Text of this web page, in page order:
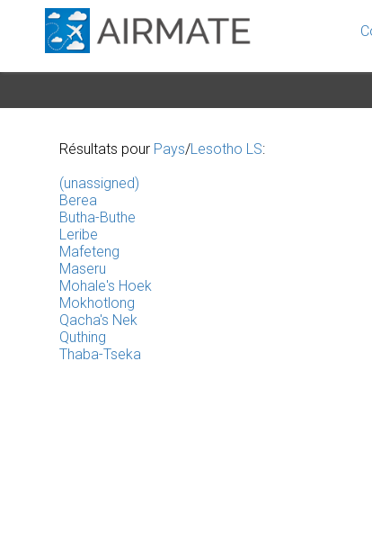
Résultats pour Pays/Lesotho LS:
(unassigned)
Berea
Butha-Buthe
Leribe
Mafeteng
Maseru
Mohale's Hoek
Mokhotlong
Qacha's Nek
Quthing
Thaba-Tseka